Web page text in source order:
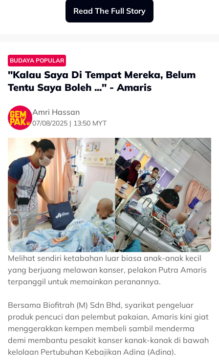
perbuatan kekerasan terhadap pelajar.
"Bertindak atas maklumat tersebut, pihak polis telah
pengelola atau tenaga pengajar madrasah berkenaan
bagi membantu siasatan," katanya.
Kasim berkata, kertas siasatan kes telah dirujuk
kepada Jabatan Peguam Negara pada 17 Disember
lalu.
"Hasil arahan yang diterima, suspek akan dituduh di
mahkamah pada 22 Disember (hari ini) di bawah
Seksyen 323 Kanun Keseksaan dengan 13 pertuduhan
berasingan berkaitan kesalahan menyebabkan
kecederaan," katanya dalam kenyataan.
Kasim dalam pada itu menegaskan bahawa pihaknya
memandang serius sebarang bentuk kekerasan,
khususnya melibatkan kanak-kanak.
"Sehubungan itu, tindakan tegas akan diambil selaras
dengan undang-undang yang berkuat kuasa.
"Orang awam juga dinasihatkan agar tidak membuat
sebarang spekulasi, tidak menyebarkan maklumat
tidak sahih serta menghormati proses perundangan
dan privasi semua pihak terlibat, khususnya mangsa,"
katanya.
Beliau turut memberi jaminan bahawa pihak Ibu
Pejabat Polis Daerah (IPD) Kota Kinabalu akan
menyiasat setiap kes secara profesional, telus dan
berlandaskan undang-undang demi kepentingan
Read The Full Story
BUDAYA POPULAR
"Kalau Saya Di Tempat Mereka, Belum
Tentu Saya Boleh ..." - Amaris
Amri Hassan
07/08/2025 | 13:50 MYT
Melihat sendiri ketabahan luar biasa anak-anak kecil
yang berjuang melawan kanser, pelakon Putra Amaris
terpanggil untuk memainkan peranannya.
Bersama Biofitrah (M) Sdn Bhd, syarikat pengeluar
produk pencuci dan pelembut pakaian, Amaris kini giat
menggerakkan kempen membeli sambil menderma
demi membantu pesakit kanser kanak-kanak di bawah
kelolaan Pertubuhan Kebajikan Adina (Adina).